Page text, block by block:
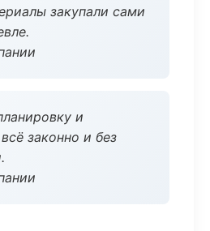
закупали сами
и
законно и без